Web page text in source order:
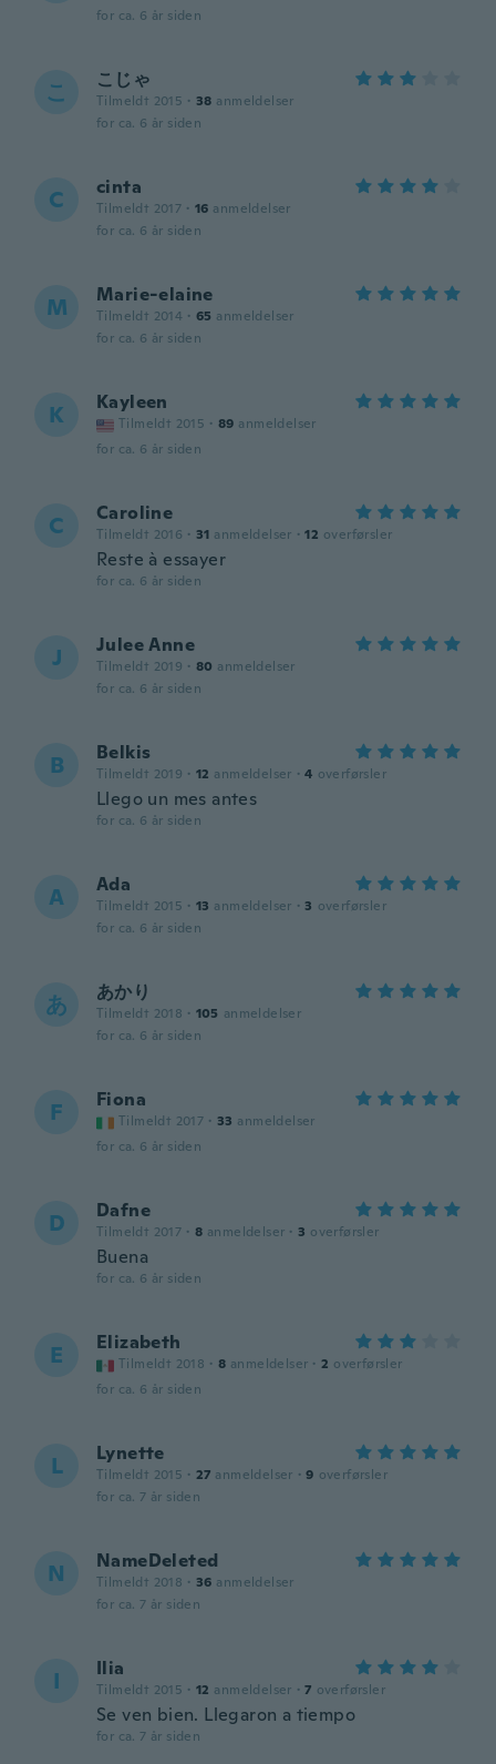
for ca. 6 år siden
こ こじゃ
Tilmeldt 2015 · 38 anmeldelser
for ca. 6 år siden
C cinta
Tilmeldt 2017 · 16 anmeldelser
for ca. 6 år siden
M Marie-elaine
Tilmeldt 2014 · 65 anmeldelser
for ca. 6 år siden
K Kayleen
Tilmeldt 2015 · 89 anmeldelser
for ca. 6 år siden
C Caroline
Tilmeldt 2016 · 31 anmeldelser · 12 overførsler
Reste à essayer
for ca. 6 år siden
J Julee Anne
Tilmeldt 2019 · 80 anmeldelser
for ca. 6 år siden
B Belkis
Tilmeldt 2019 · 12 anmeldelser · 4 overførsler
Llego un mes antes
for ca. 6 år siden
A Ada
Tilmeldt 2015 · 13 anmeldelser · 3 overførsler
for ca. 6 år siden
あ あかり
Tilmeldt 2018 · 105 anmeldelser
for ca. 6 år siden
F Fiona
Tilmeldt 2017 · 33 anmeldelser
for ca. 6 år siden
D Dafne
Tilmeldt 2017 · 8 anmeldelser · 3 overførsler
Buena
for ca. 6 år siden
E Elizabeth
Tilmeldt 2018 · 8 anmeldelser · 2 overførsler
for ca. 6 år siden
L Lynette
Tilmeldt 2015 · 27 anmeldelser · 9 overførsler
for ca. 7 år siden
N NameDeleted
Tilmeldt 2018 · 36 anmeldelser
for ca. 7 år siden
I Ilia
Tilmeldt 2015 · 12 anmeldelser · 7 overførsler
Se ven bien. Llegaron a tiempo
for ca. 7 år siden